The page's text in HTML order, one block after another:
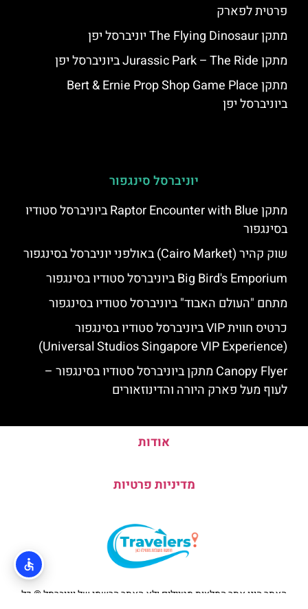
פרטית לפארק
מתקן The Flying Dinosaur יוניברסל יפן
מתקן Jurassic Park – The Ride ביוניברסל יפן
מתקן Bert & Ernie Prop Shop Game Place
ביוניברסל יפן
יוניברסל סינגפור
מתקן Raptor Encounter with Blue ביוניברסל סטודיו
בסינגפור
שוק קהיר (Cairo Market) באולפני יוניברסל בסינגפור
Big Bird's Emporium ביוניברסל סטודיו בסינגפור
מתחם "העולם האבוד" ביוניברסל סטודיו בסינגפור
כרטיס חווית VIP ביוניברסל סטודיו בסינגפור
(Universal Studios Singapore VIP Experience)
Canopy Flyer מתקן ביוניברסל סטודיו בסינגפור –
לעוף מעל פארק היורה והדינוזאורים
אודות
מדיניות פרטיות
האתר הינו אתר המלצות מטיילים ולא האתר הרשמי של יוניברסל © כל